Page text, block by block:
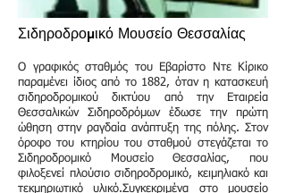
Σιδηροδρομικό Μουσείο Θεσσαλίας
Ο γραφικός σταθμός του Εβαρίστο Ντε Κίρικο
παραμένει ίδιος από το 1882, όταν η κατασκευή
σιδηροδρομικού δικτύου από την Εταιρεία
Θεσσαλικών Σιδηροδρόμων έδωσε την πρώτη
ώθηση στην ραγδαία ανάπτυξη της πόλης. Στον
όροφο του κτηρίου του σταθμού στεγάζεται το
Σιδηροδρομικό Μουσείο Θεσσαλίας, που
φιλοξενεί πλούσιο σιδηροδρομικό, κειμηλιακό και
τεκμηριωτικό υλικό.Συγκεκριμένα στο μουσείο